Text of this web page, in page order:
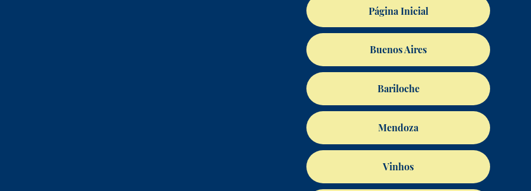
Página Inicial
Buenos Aires
Bariloche
Mendoza
Vinhos